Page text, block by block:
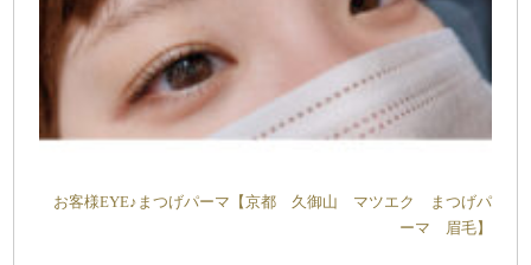
お客様EYE♪まつげパーマ【京都 久御山 マツエク まつげパ
ーマ 眉毛】